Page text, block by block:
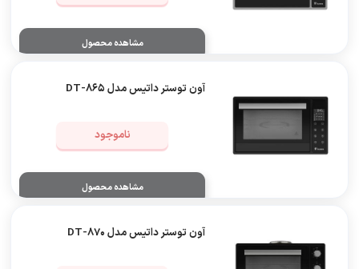
مشاهده محصول
آون توستر داتیس مدل 865-DT
ناموجود
مشاهده محصول
آون توستر داتیس مدل 870-DT